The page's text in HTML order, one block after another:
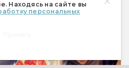
Находясь на сайте вы
персональных